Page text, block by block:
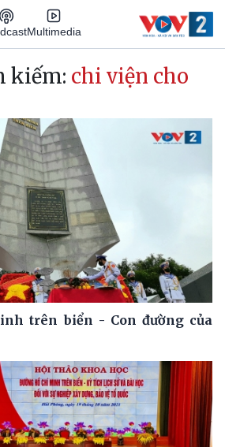
Multimedia
kiếm: chi viện cho
trên biển - Con đường của